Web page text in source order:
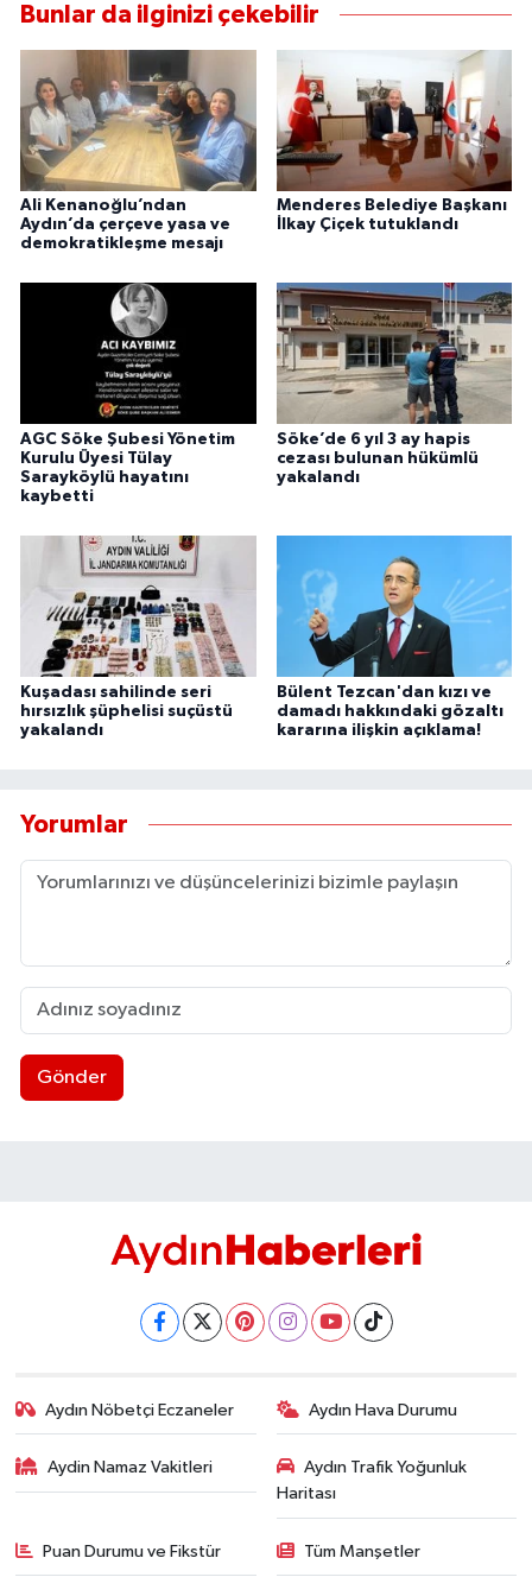
Bunlar da ilginizi çekebilir
Ali Kenanoğlu’ndan
Aydın’da çerçeve yasa ve
demokratikleşme mesajı
Menderes Belediye Başkanı
İlkay Çiçek tutuklandı
AGC Söke Şubesi Yönetim
Kurulu Üyesi Tülay
Sarayköylü hayatını
kaybetti
Söke’de 6 yıl 3 ay hapis
cezası bulunan hükümlü
yakalandı
Kuşadası sahilinde seri
hırsızlık şüphelisi suçüstü
yakalandı
Bülent Tezcan'dan kızı ve
damadı hakkındaki gözaltı
kararına ilişkin açıklama!
Yorumlar
Gönder
Aydın Nöbetçi Eczaneler Aydın Hava Durumu
Aydin Namaz Vakitleri
Aydın Trafik Yoğunluk
Haritası
Puan Durumu ve Fikstür Tüm Manşetler